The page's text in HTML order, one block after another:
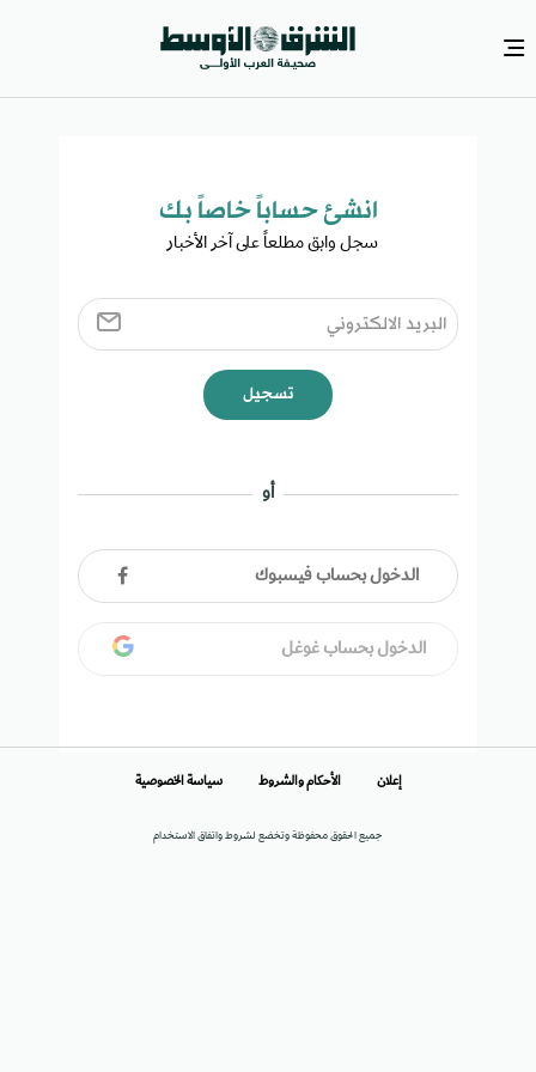
انشئ حساباً خاصاً بك​
سجل وابق مطلعاً على آخر الأخبار ​
تسجيل
أو
الدخول بحساب فيسبوك
الدخول بحساب غوغل
جميع الحقوق محفوظة وتخضع لشروط واتفاق الاستخدام
إعلان الأحكام والشروط سياسة الخصوصية